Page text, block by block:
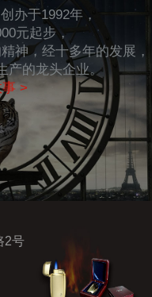
办于1992年，
元起步，
神，经十多年的发展，
产的龙头企业。
>
2号